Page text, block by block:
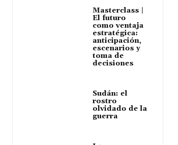
Masterclass |
El futuro
como ventaja
estratégica:
anticipación,
escenarios y
toma de
decisiones
Sudán: el
rostro
olvidado de la
guerra